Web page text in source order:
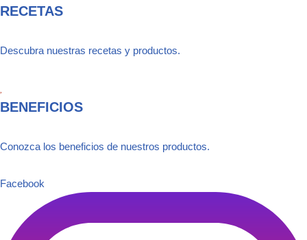
RECETAS
Descubra nuestras recetas y productos.
BENEFICIOS
Conozca los beneficios de nuestros productos.
Facebook